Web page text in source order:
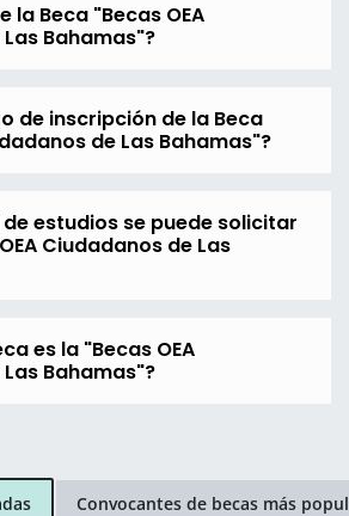
la Beca "Becas OEA
Bahamas"?
de inscripción de la Beca
de Las Bahamas"?
de estudios se puede solicitar
Ciudadanos de Las
es la "Becas OEA
Bahamas"?
Convocantes de becas más